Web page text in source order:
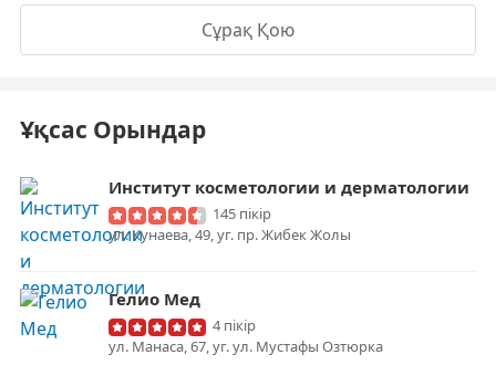
Сұрақ Қою
Ұқсас Орындар
Институт косметологии и дерматологии
145 пікір
ул. Кунаева, 49, уг. пр. Жибек Жолы
Гелио Мед
4 пікір
ул. Манаса, 67, уг. ул. Мустафы Озтюрка